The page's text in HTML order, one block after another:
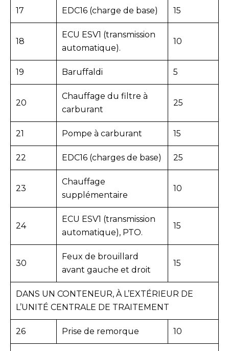
17 EDC16 (charge de base) 15
18
ECU ESV1 (transmission
automatique).
10
19 Baruffaldi 5
20
Chauffage du filtre à
carburant
25
21 Pompe à carburant 15
22 EDC16 (charges de base) 25
23
Chauffage
supplémentaire
10
24
ECU ESV1 (transmission
automatique), PTO.
15
30
Feux de brouillard
avant gauche et droit
15
DANS UN CONTENEUR, À L’EXTÉRIEUR DE
L’UNITÉ CENTRALE DE TRAITEMENT
26 Prise de remorque 10